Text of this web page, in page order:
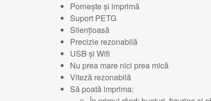
Pornește și imprimă
Suport PETG
Silențioasă
Precizie rezonabilă
USB și Wifi
Nu prea mare nici prea mică
Viteză rezonabilă
Să poată imprima: